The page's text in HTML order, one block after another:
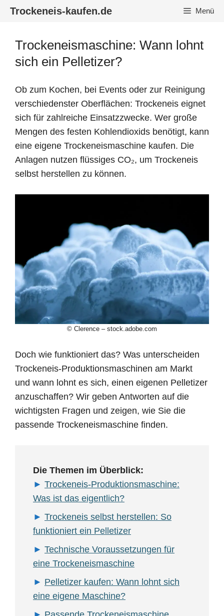
ZumTrockeneis-kaufen.de Menü
Trockeneismaschine: Wann lohnt
sich ein Pelletizer?
Ob zum Kochen, bei Events oder zur Reinigung
verschiedenster Oberflächen: Trockeneis eignet
sich für zahlreiche Einsatzzwecke. Wer große
Mengen des festen Kohlendioxids benötigt, kann
eine eigene Trockeneismaschine kaufen. Die
Anlagen nutzen flüssiges CO₂, um Trockeneis
selbst herstellen zu können.
© Clerence – stock.adobe.com
Doch wie funktioniert das? Was unterscheiden
Trockeneis-Produktionsmaschinen am Markt
und wann lohnt es sich, einen eigenen Pelletizer
anzuschaffen? Wir geben Antworten auf die
wichtigsten Fragen und zeigen, wie Sie die
passende Trockeneismaschine finden.
Die Themen im Überblick:
Trockeneis-Produktionsmaschine:
Was ist das eigentlich?
Trockeneis selbst herstellen: So
funktioniert ein Pelletizer
Technische Voraussetzungen für
eine Trockeneismaschine
Pelletizer kaufen: Wann lohnt sich
eine eigene Maschine?